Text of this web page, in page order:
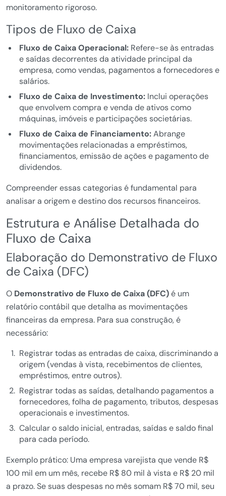
monitoramento rigoroso.
Tipos de Fluxo de Caixa
Fluxo de Caixa Operacional:Refere-se às entradas
e saídas decorrentes da atividade principal da
empresa, como vendas, pagamentos a fornecedores e
salários.
Fluxo de Caixa de Investimento:Inclui operações
que envolvem compra e venda de ativos como
máquinas, imóveis e participações societárias.
Fluxo de Caixa de Financiamento:Abrange
movimentações relacionadas a empréstimos,
financiamentos, emissão de ações e pagamento de
dividendos.
Compreender essas categorias é fundamental para
analisar a origem e destino dos recursos financeiros.
Estrutura e Análise Detalhada do
Fluxo de Caixa
Elaboração do Demonstrativo de Fluxo
de Caixa (DFC)
O Demonstrativo de Fluxo de Caixa (DFC)é um
relatório contábil que detalha as movimentações
financeiras da empresa. Para sua construção, é
necessário:
Registrar todas as entradas de caixa, discriminando a
origem (vendas à vista, recebimentos de clientes,
empréstimos, entre outros).
Registrar todas as saídas, detalhando pagamentos a
fornecedores, folha de pagamento, tributos, despesas
operacionais e investimentos.
Calcular o saldo inicial, entradas, saídas e saldo final
para cada período.
Exemplo prático: Uma empresa varejista que vende R$
100 mil em um mês, recebe R$ 80 mil à vista e R$ 20 mil
a prazo. Se suas despesas no mês somam R$ 70 mil, seu